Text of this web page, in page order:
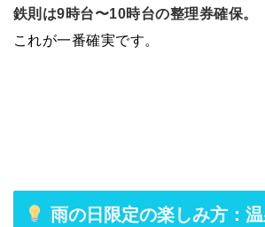
鉄則は9時台〜10時台の整理券確保。
これが一番確実です。
雨の日限定の楽しみ方：